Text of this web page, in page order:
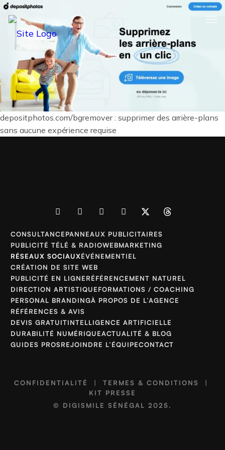
depositphotos.com/bgremover : supprimer des arrière-plans
sans aucune expérience requise
CONSULTANCEPANNEAUX PUBLICITAIRES
PUBLICITÉ TÉLÉ & RADIOWEBMARKETING
RÉSEAUX SOCIAUXÉVÉNEMENTIEL
CRÉATION DE SITE WEB
PUBLICITÉ EN LIGNERÉFÉRENCEMENT NATUREL
DIRECTION ARTISTIQUEFORMATIONS / COACHING
PERSONAL BRANDINGÀ PROPOS DE L’AGENCE
RÉFÉRENCES & AVIS
DEVIS GRATUITINTELLIGENCE ARTIFICIELLE
DURABILITÉ NUMÉRIQUEACTUALITÉ & BLOG
GUIDES PROSREJOINDRE L’ÉQUIPECONTACT
CONFIDENTIALITÉ | TERMES & CONDITIONS
|
KIT PRESSE
© DIGISMILE SÉNÉGAL 2025.